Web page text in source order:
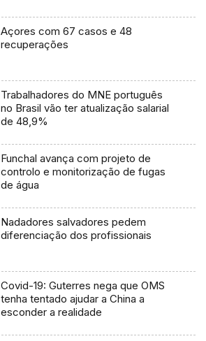
Açores com 67 casos e 48
recuperações
Trabalhadores do MNE português
no Brasil vão ter atualização salarial
de 48,9%
Funchal avança com projeto de
controlo e monitorização de fugas
de água
Nadadores salvadores pedem
diferenciação dos profissionais
Covid-19: Guterres nega que OMS
tenha tentado ajudar a China a
esconder a realidade